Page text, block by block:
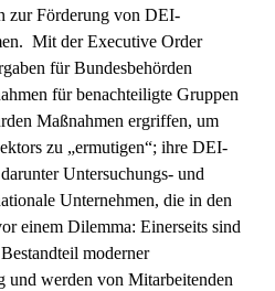
zur Förderung von DEI-
Mit der Executive Order
für Bundesbehörden
für benachteiligte Gruppen
Maßnahmen ergriffen, um
zu „ermutigen“; ihre DEI-
Untersuchungs- und
Unternehmen, die in den
einem Dilemma: Einerseits sind
moderner
und werden von Mitarbeitenden